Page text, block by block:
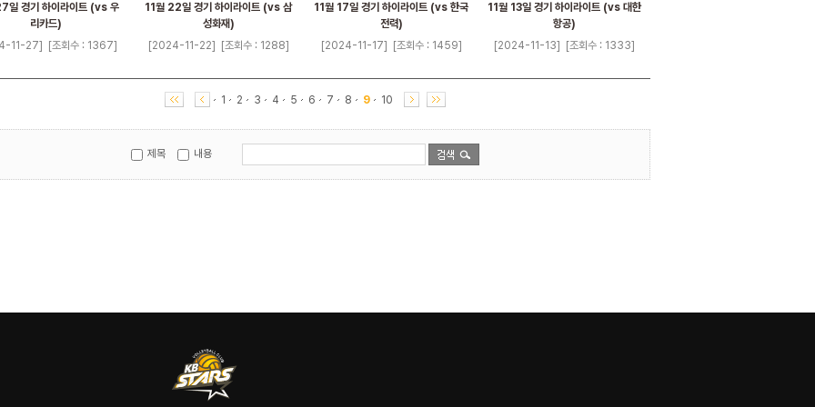
일 경기 하이라이트 (vs 우
리카드)
11-27]
[조회수 : 1367]
11월 22일 경기 하이라이트 (vs 삼
성화재)
[2024-11-22]
[조회수 : 1288]
11월 17일 경기 하이라이트 (vs 한국
전력)
[2024-11-17]
[조회수 : 1459]
11월 13일 경기 하이라이트 (vs 대한
항공)
[2024-11-13]
[조회수 : 1333]
1 2 3 4 5 6 7 8 9 10
제목 내용